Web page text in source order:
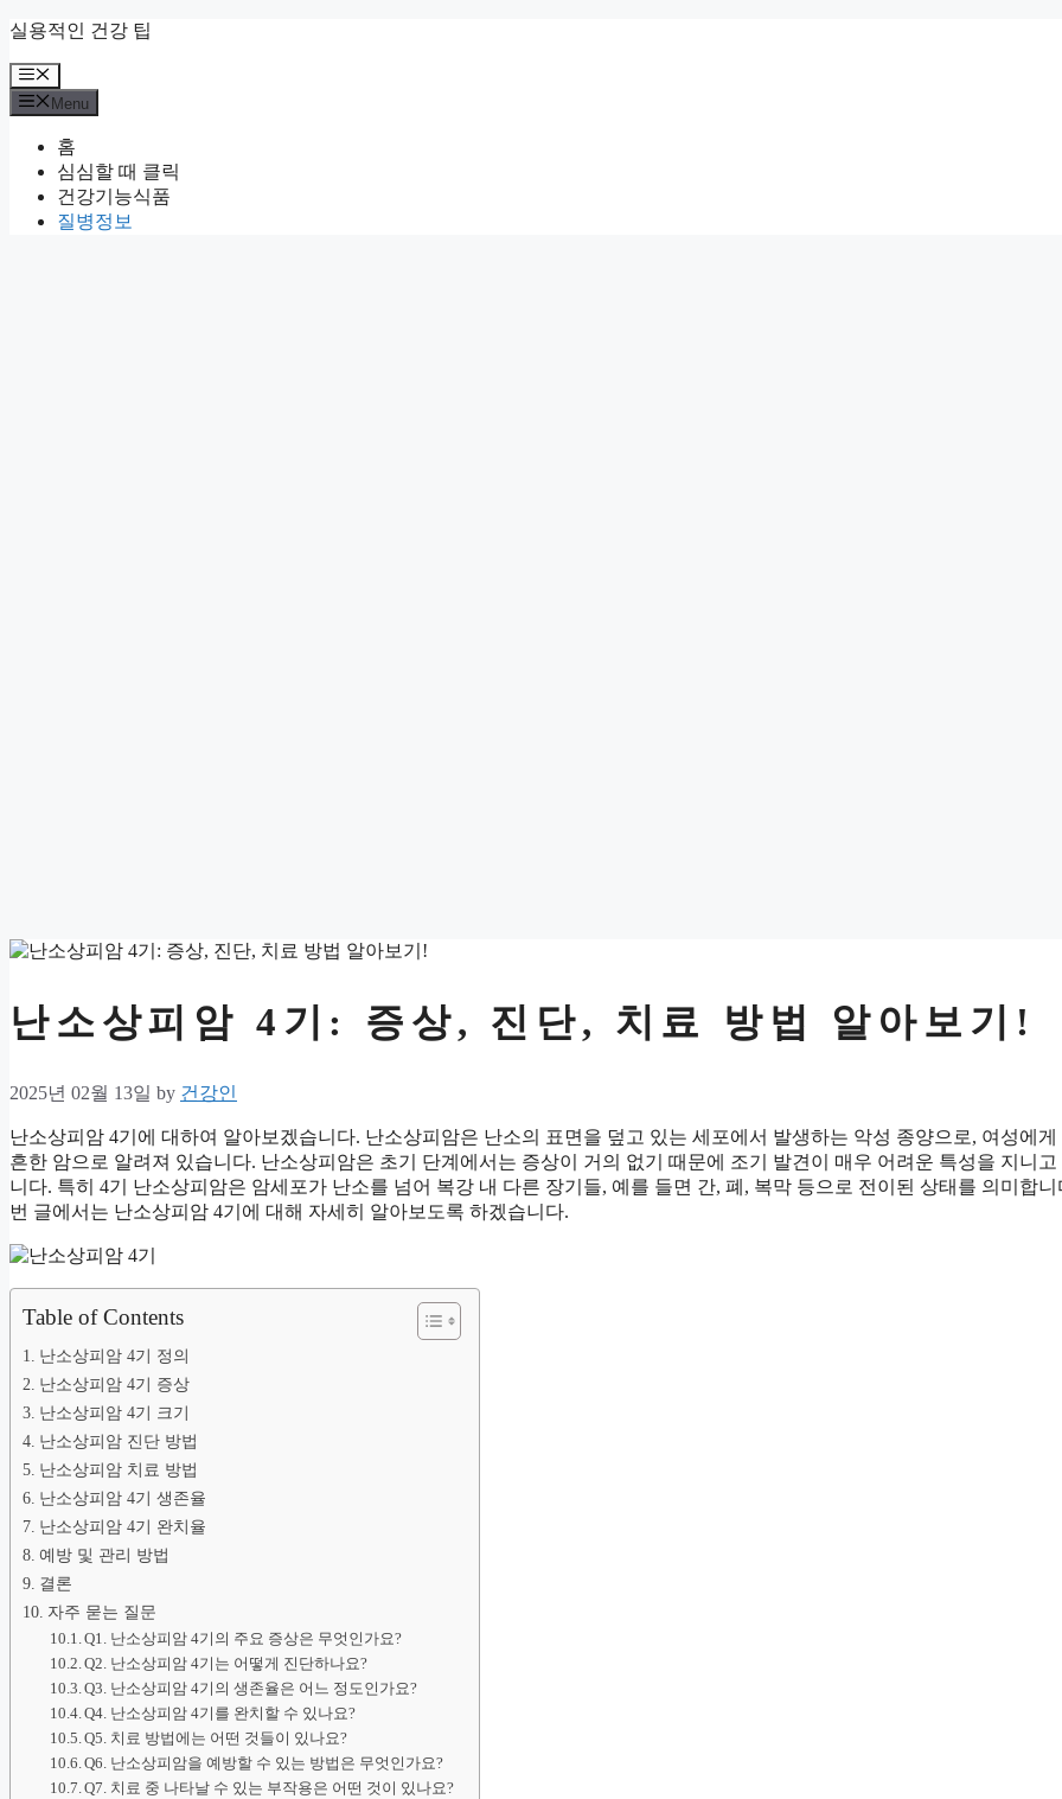
Skip
content
실용적인 건강 팁
Menu
Menu
홈
심심할 때 클릭
건강기능식품
질병정보
난소상피암 4기: 증상, 진단, 치료 방법 알아보기!
2025년 02월 13일 by 건강인
난소상피암 4기에 대하여 알아보겠습니다. 난소상피암은 난소의 표면을 덮고 있는 세포에서 발생하는 악성 종양으로, 여성에게
흔한 암으로 알려져 있습니다. 난소상피암은 초기 단계에서는 증상이 거의 없기 때문에 조기 발견이 매우 어려운 특성을 지니고
니다. 특히 4기 난소상피암은 암세포가 난소를 넘어 복강 내 다른 장기들, 예를 들면 간, 폐, 복막 등으로 전이된 상태를 의미합니
번 글에서는 난소상피암 4기에 대해 자세히 알아보도록 하겠습니다.
Table of Contents
난소상피암 4기 정의
난소상피암 4기 증상
난소상피암 4기 크기
난소상피암 진단 방법
난소상피암 치료 방법
난소상피암 4기 생존율
난소상피암 4기 완치율
예방 및 관리 방법
결론
자주 묻는 질문
Q1. 난소상피암 4기의 주요 증상은 무엇인가요?
Q2. 난소상피암 4기는 어떻게 진단하나요?
Q3. 난소상피암 4기의 생존율은 어느 정도인가요?
Q4. 난소상피암 4기를 완치할 수 있나요?
Q5. 치료 방법에는 어떤 것들이 있나요?
Q6. 난소상피암을 예방할 수 있는 방법은 무엇인가요?
Q7. 치료 중 나타날 수 있는 부작용은 어떤 것이 있나요?